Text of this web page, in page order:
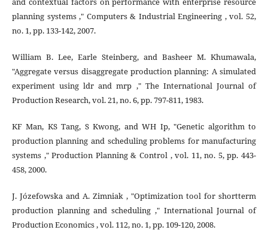
planning systems ," Computers & Industrial Engineering , vol. 52,
no. 1, pp. 133-142, 2007.
William B. Lee, Earle Steinberg, and Basheer M. Khumawala,
"Aggregate versus disaggregate production planning: A simulated
experiment using ldr and mrp ," The International Journal of
Production Research, vol. 21, no. 6, pp. 797-811, 1983.
KF Man, KS Tang, S Kwong, and WH Ip, "Genetic algorithm to
production planning and scheduling problems for manufacturing
systems ," Production Planning & Control , vol. 11, no. 5, pp. 443-
458, 2000.
J. Józefowska and A. Zimniak , "Optimization tool for shortterm
production planning and scheduling ," International Journal of
Production Economics , vol. 112, no. 1, pp. 109-120, 2008.